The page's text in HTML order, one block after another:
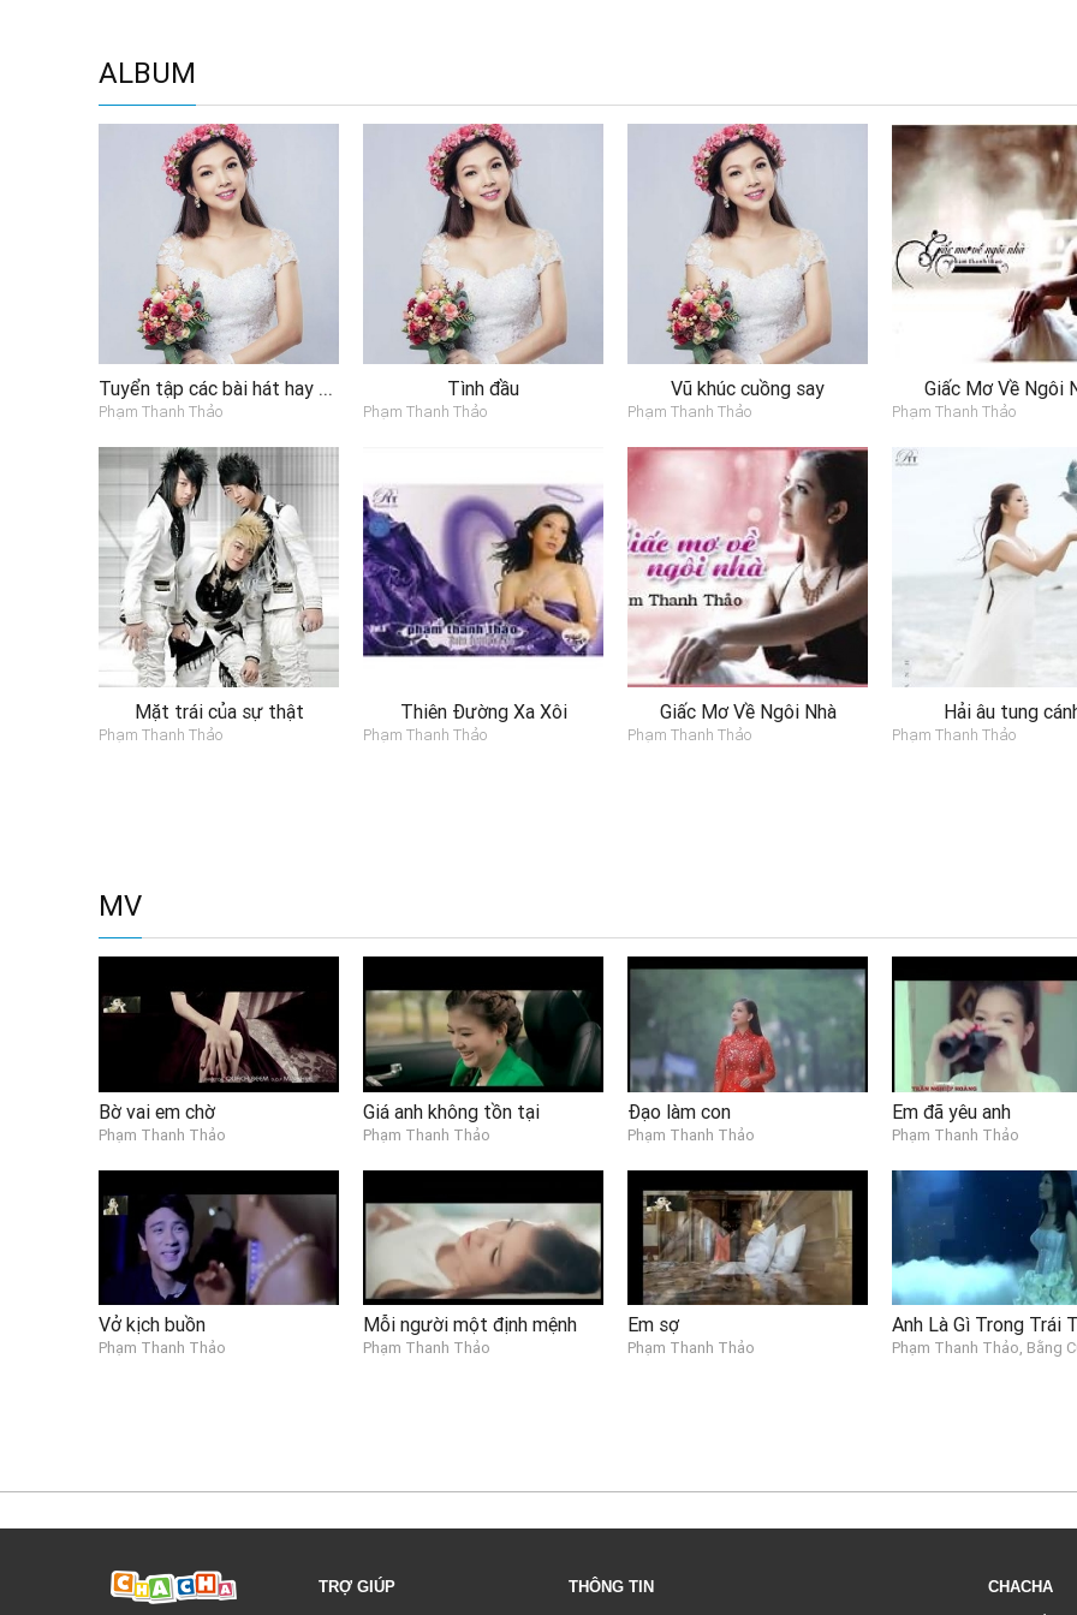
ALBUM
Tuyển tập các bài hát hay nhất của Phạm Thanh Thảo
Phạm Thanh Thảo
Tình đầu
Phạm Thanh Thảo
Vũ khúc cuồng say
Phạm Thanh Thảo
Giấc Mơ Về Ngôi
Phạm Thanh Thảo
Mặt trái của sự thật
Phạm Thanh Thảo
Thiên Đường Xa Xôi
Phạm Thanh Thảo
Giấc Mơ Về Ngôi Nhà
Phạm Thanh Thảo
Hải âu tung
Phạm Thanh Thảo
MV
Bờ vai em chờ
Phạm Thanh Thảo
Giá anh không tồn tại
Phạm Thanh Thảo
Đạo làm con
Phạm Thanh Thảo
Em đã yêu anh
Phạm Thanh Thảo
Vở kịch buồn
Phạm Thanh Thảo
Mỗi người một định mệnh
Phạm Thanh Thảo
Em sợ
Phạm Thanh Thảo
Anh Là Gì Trong Trái
Phạm Thanh Thảo, Bằng
TRỢ GIÚP
THÔNG TIN
CHACHA